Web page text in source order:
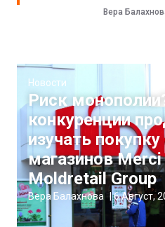
Вера
Новости
Риск
конкуренции
изучать покупку
магазинов
Moldretail Group
Вера Балахнова 6 Август,